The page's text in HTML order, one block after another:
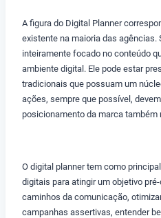
A figura do Digital Planner
existente na maioria das agências.
inteiramente focado no conteúdo
ambiente digital. Ele pode estar
tradicionais que possuam um
ações, sempre que possível,
posicionamento da marca também
O digital planner tem como
digitais para atingir um objetivo
caminhos da comunicação,
campanhas assertivas, entender